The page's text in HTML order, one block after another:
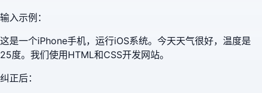
输入示例：
这是一个iPhone手机，运行iOS系统。今天天气很好，温度是
25度。我们使用HTML和CSS开发网站。
纠正后：